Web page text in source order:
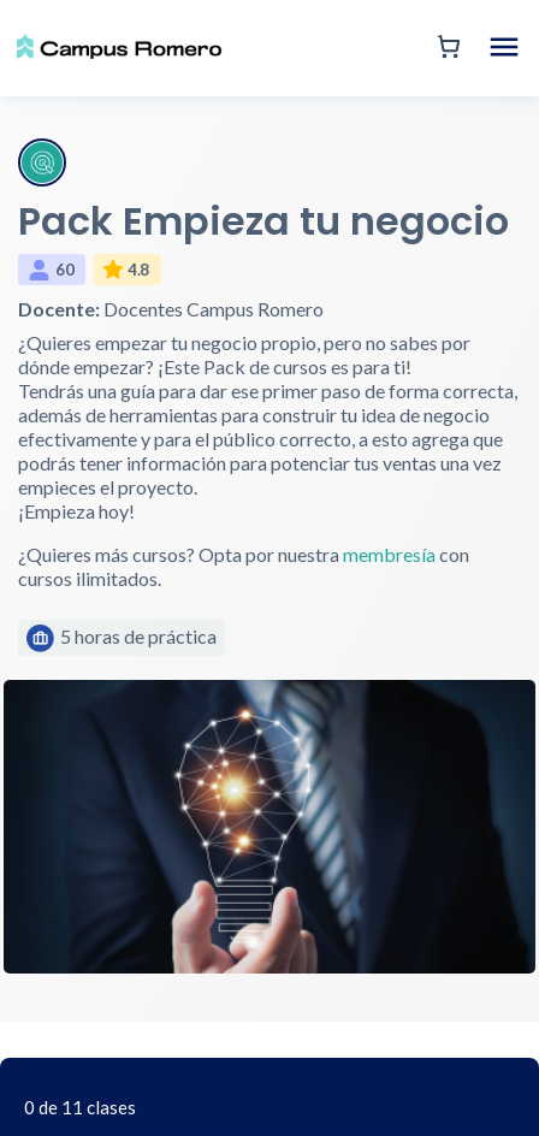
Pack Empieza tu negocio
60 4.8
Docente: Docentes Campus Romero
¿Quieres empezar tu negocio propio, pero no sabes por
dónde empezar? ¡Este Pack de cursos es para ti!
Tendrás una guía para dar ese primer paso de forma correcta,
además de herramientas para construir tu idea de negocio
efectivamente y para el público correcto, a esto agrega que
podrás tener información para potenciar tus ventas una vez
empieces el proyecto.
¡Empieza hoy!
¿Quieres más cursos? Opta por nuestramembresíacon
cursos ilimitados.
5 horas de práctica
0 de 11 clases